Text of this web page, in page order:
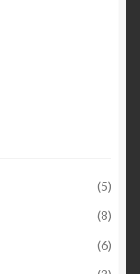
productpagina
(5)
(8)
(6)